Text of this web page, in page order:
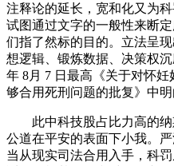
注释论的延长，宽和化又为
试图通过文字的一般性来断
们指了然标的目的。立法呈
想逻辑、锻炼数据、决策权
年 8月 7 日最高《关于对怀
够合用死刑问题的批复》中
此中科技股占比力高的纳
公道在平安的表面下小我。
当从现实司法合用入手，科